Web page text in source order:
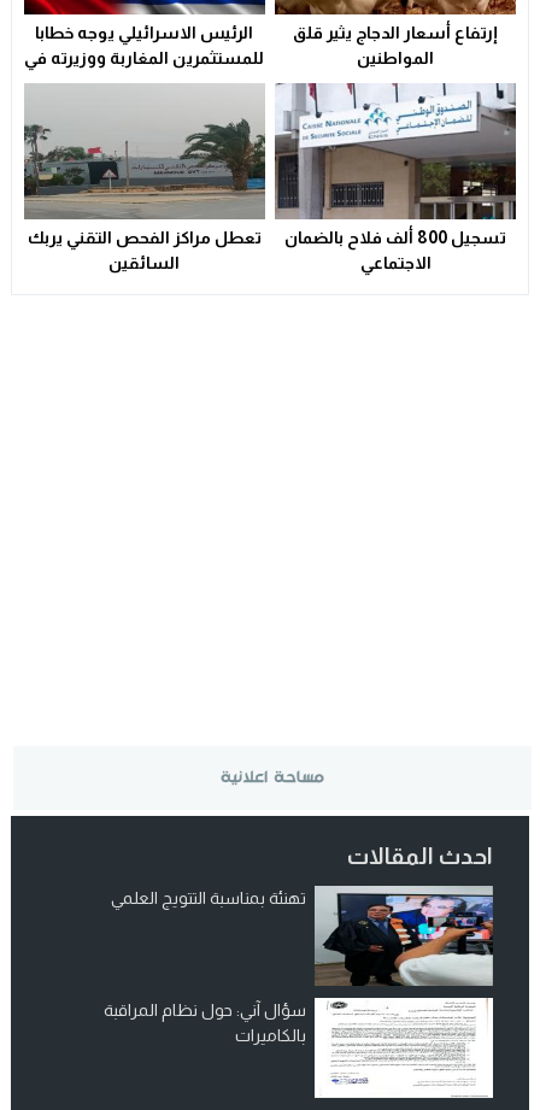
إرتفاع أسعار الدجاج يثير قلق
المواطنين
الرئيس الاسرائيلي يوجه خطابا
للمستثمرين المغاربة ووزيرته في
الابتكار تزور الدار البيضاء لتوقيع
تسجيل 800 ألف فلاح بالضمان
الاجتماعي
تعطل مراكز الفحص التقني يربك
السائقين
احدث المقالات
تهنئة بمناسبة التتويج العلمي
سؤال آني: حول نظام المراقبة
بالكاميرات